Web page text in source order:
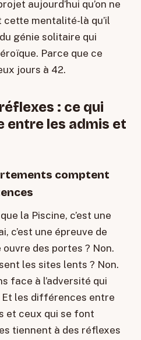
aujourd’hui qu’on ne
cette mentalité-là qu’il
génie solitaire qui
Parce que ce
jours à 42.
: ce qui
les admis et
comptent
la Piscine, c’est une
c’est une épreuve de
des portes ? Non.
les sites lents ? Non.
face à l’adversité qui
les différences entre
et ceux qui se font
tiennent à des réflexes